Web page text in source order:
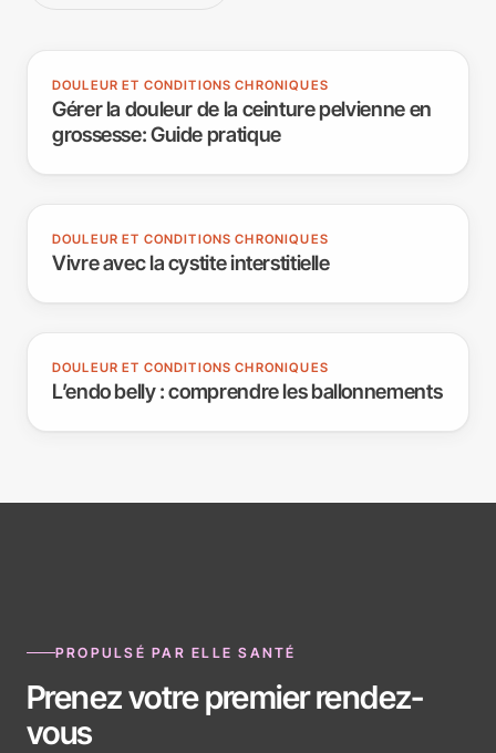
DOULEUR ET CONDITIONS CHRONIQUES
Gérer la douleur de la ceinture pelvienne en
grossesse: Guide pratique
DOULEUR ET CONDITIONS CHRONIQUES
Vivre avec la cystite interstitielle
DOULEUR ET CONDITIONS CHRONIQUES
L’endo belly : comprendre les ballonnements
PROPULSÉ PAR ELLE SANTÉ
Prenez votre premier rendez-
vous